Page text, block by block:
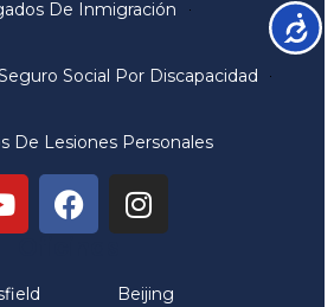
De Inmigración
Social Por Discapacidad
De Lesiones Personales
Beijing